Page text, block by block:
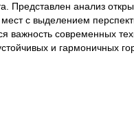
Представлен анализ
мест с выделением
важность современных
и гармоничных